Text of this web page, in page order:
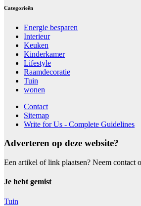
Categorieën
Energie besparen
Interieur
Keuken
Kinderkamer
Lifestyle
Raamdecoratie
Tuin
wonen
Contact
Sitemap
Write for Us - Complete Guidelines
Adverteren op deze website?
Een artikel of link plaatsen? Neem contact
Je hebt gemist
Tuin